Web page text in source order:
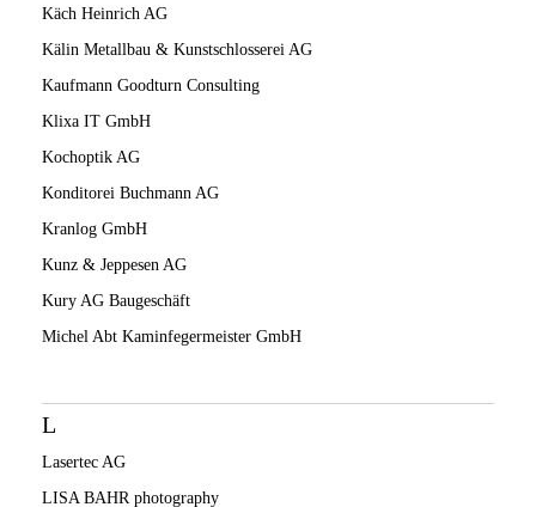
Käch Heinrich AG
Kälin Metallbau & Kunstschlosserei AG
Kaufmann Goodturn Consulting
Klixa IT GmbH
Kochoptik AG
Konditorei Buchmann AG
Kranlog GmbH
Kunz & Jeppesen AG
Kury AG Baugeschäft
Michel Abt Kaminfegermeister GmbH
L
Lasertec AG
LISA BAHR photography